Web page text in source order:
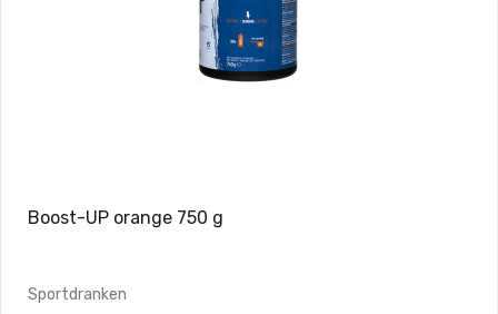
Boost-UP orange 750 g
Sportdranken